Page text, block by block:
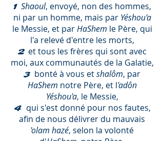
1 Shaoul, envoyé, non des hommes,
ni par un homme, mais par Yéshou'a
le Messie, et parHaShem le Père, qui
l'a relevé d'entre les morts,
2 et tous les frères qui sont avec
moi, aux communautés de la Galatie,
3 bonté à vous etshalôm, par
HaShem notre Père, et l'adôn
Yéshou'a, le Messie,
4 qui s'est donné pour nos fautes,
afin de nous délivrer du mauvais
'olam hazé, selon la volonté